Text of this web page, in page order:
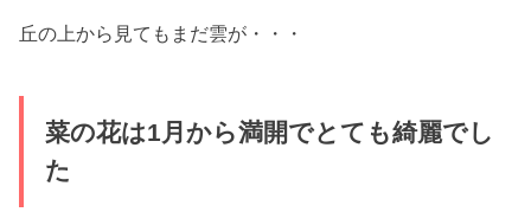
丘の上から見てもまだ雲が・・・
菜の花は1月から満開でとても綺麗でし
た